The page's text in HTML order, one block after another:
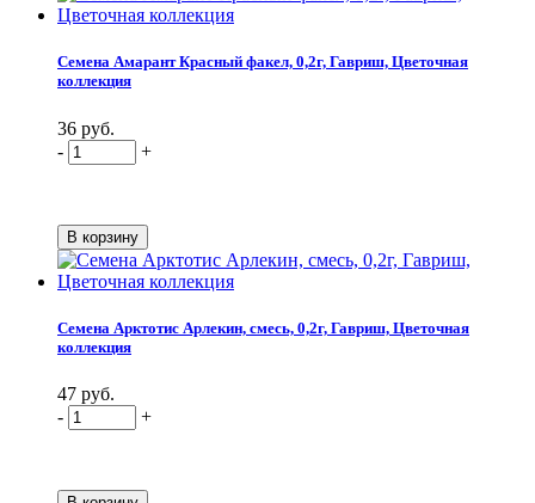
Семена Амарант Красный факел, 0,2г, Гавриш, Цветочная
коллекция
36 руб.
-
+
Семена Арктотис Арлекин, смесь, 0,2г, Гавриш, Цветочная
коллекция
47 руб.
-
+